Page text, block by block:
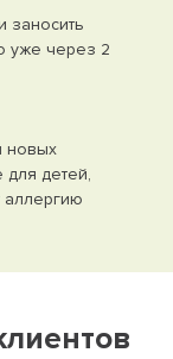
заносить
уже через 2
новых
детей,